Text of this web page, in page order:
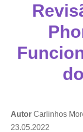
Autor Carlinhos
23.05.2022